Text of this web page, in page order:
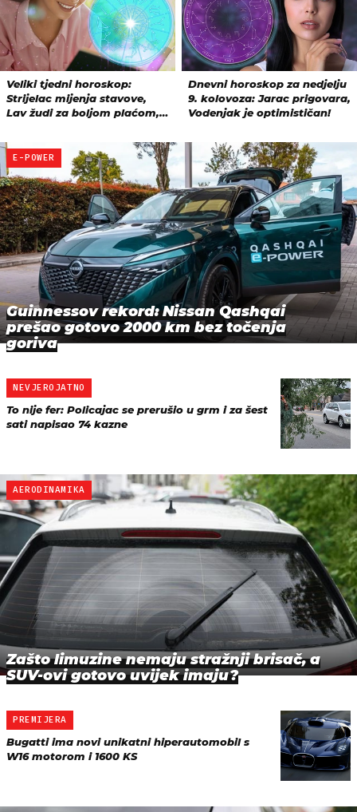
E-POWER
Guinnessov rekord: Nissan Qashqai
prešao gotovo 2000 km bez točenja
goriva
NEVJEROJATNO
To nije fer: Policajac se prerušio u grm i za šest
sati napisao 74 kazne
AERODINAMIKA
Zašto limuzine nemaju stražnji brisač, a
SUV-ovi gotovo uvijek imaju?
PREMIJERA
Bugatti ima novi unikatni hiperautomobil s
W16 motorom i 1600 KS